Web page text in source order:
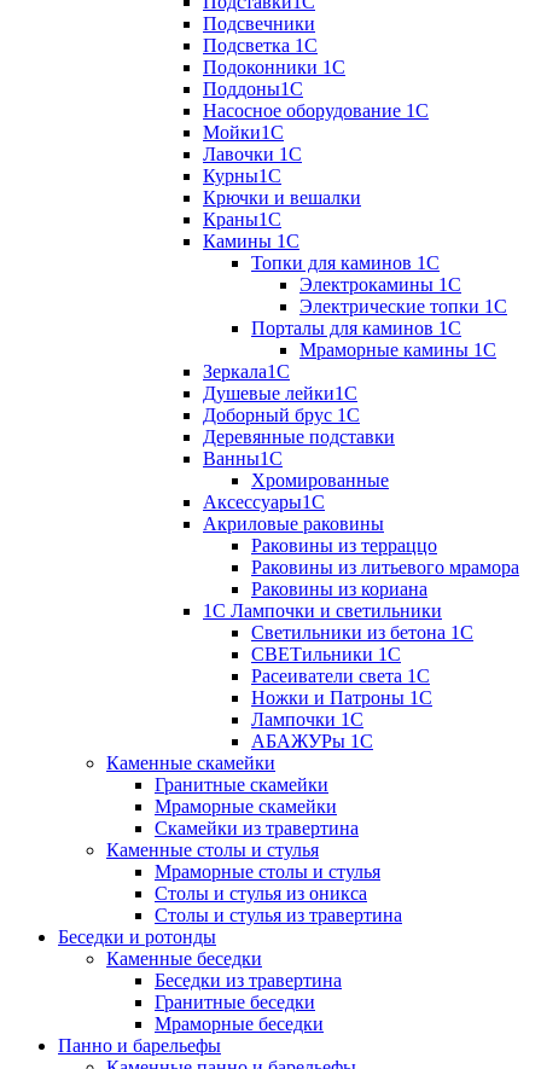
Подсвечники
Подсветка 1С
Подоконники 1С
Поддоны1С
Насосное оборудование 1С
Мойки1С
Лавочки 1С
Курны1С
Крючки и вешалки
Краны1С
Камины 1C
Топки для каминов 1C
Электрокамины 1С
Электрические топки 1C
Порталы для каминов 1С
Мраморные камины 1C
Зеркала1С
Душевые лейки1С
Доборный брус 1С
Деревянные подставки
Ванны1С
Хромированные
Аксессуары1С
Акриловые раковины
Раковины из терраццо
Раковины из литьевого мрамора
Раковины из кориана
1С Лампочки и светильники
Светильники из бетона 1С
СВЕТильники 1С
Расеиватели света 1С
Ножки и Патроны 1С
Лампочки 1С
АБАЖУРы 1С
Каменные скамейки
Гранитные скамейки
Мраморные скамейки
Скамейки из травертина
Каменные столы и стулья
Мраморные столы и стулья
Столы и стулья из оникса
Столы и стулья из травертина
Беседки и ротонды
Каменные беседки
Беседки из травертина
Гранитные беседки
Мраморные беседки
Панно и барельефы